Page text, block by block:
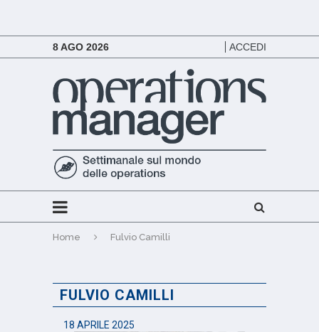
8 AGO 2026 ACCEDI
Home Fulvio Camilli
FULVIO CAMILLI
18 APRILE 2025